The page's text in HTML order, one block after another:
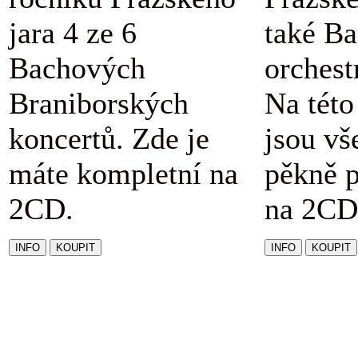
jara 4 ze 6
Bachových
Braniborských
koncertů. Zde je
máte kompletní na
2CD.
také
Na
jsou
pěkně
na